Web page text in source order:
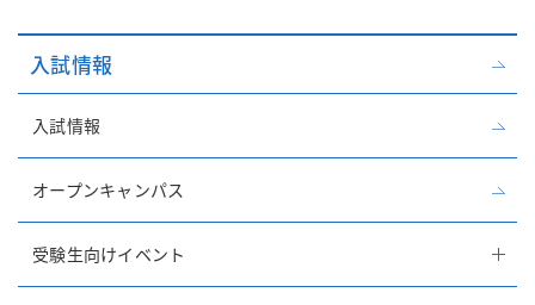
入試情報
入試情報
オープンキャンパス
受験生向けイベント